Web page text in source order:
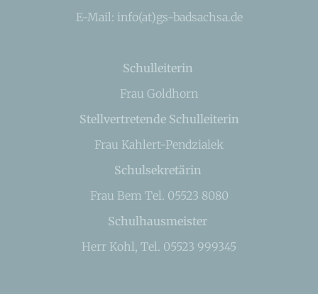
E-Mail: info(at)gs-badsachsa.de
Schulleiterin
Frau Goldhorn
Stellvertretende Schulleiterin
Frau Kahlert-Pendzialek
Schulsekretärin
Frau Bem Tel. 05523 8080
Schulhausmeister
Herr Kohl, Tel. 05523 999345